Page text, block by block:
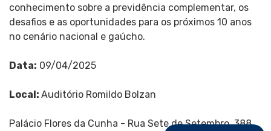
conhecimento sobre a previdência complementar, os
desafios e as oportunidades para os próximos 10 anos
no cenário nacional e gaúcho.
Data: 09/04/2025
Local: Auditório Romildo Bolzan
Palácio Flores da Cunha - Rua Sete de Setembro, 388